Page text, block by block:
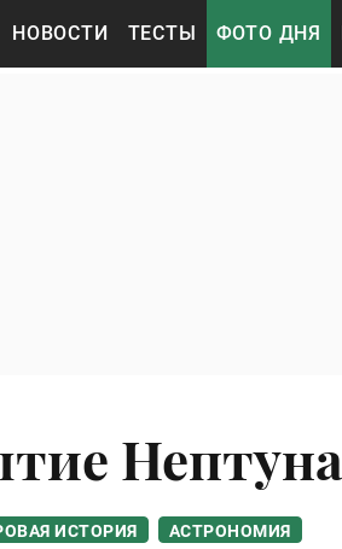
НОВОСТИ ТЕСТЫ ФОТО ДНЯ
Нептуна
ИСТОРИЯ АСТРОНОМИЯ